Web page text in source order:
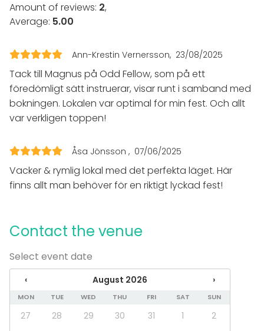
Exclusive use of venue
Wheelchair accessible
Equipment
Furniture
Dinnerware
Whiteboard / Flip chart
Piano
Party
Dinner / Lunch
Meeting
Business / Corporate Event
Company Party
Team building / Recreation
Venue type
Banquet hall
Conference space
Amount of reviews: 2,
Average: 5.00
Ann-Krestin Vernersson 23/08/2025
Tack till Magnus på Odd Fellow, som på ett
föredömligt sätt instruerar, visar runt i samband med
bokningen. Lokalen var optimal för min fest. Och allt
var verkligen toppen!
Åsa Jönsson 07/06/2025
Vacker & rymlig lokal med det perfekta läget. Här
finns allt man behöver för en riktigt lyckad fest!
Contact the venue
Select event date
‹ August 2026 ›
MON TUE WED THU FRI SAT SUN
27 28 29 30 31 1
2